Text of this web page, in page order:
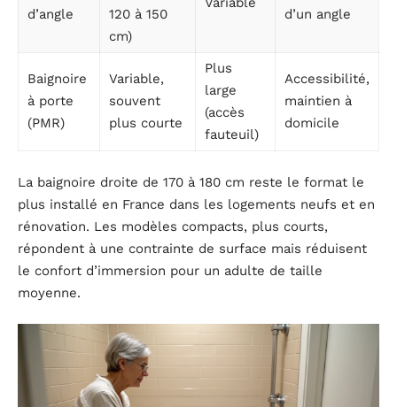
d’angle
120 à 150
cm)
d’un angle
Baignoire
à porte
(PMR)
Variable,
souvent
plus courte
Plus
large
(accès
fauteuil)
Accessibilité,
maintien à
domicile
La baignoire droite de 170 à 180 cm reste le format le
plus installé en France dans les logements neufs et en
rénovation. Les modèles compacts, plus courts,
répondent à une contrainte de surface mais réduisent
le confort d’immersion pour un adulte de taille
moyenne.